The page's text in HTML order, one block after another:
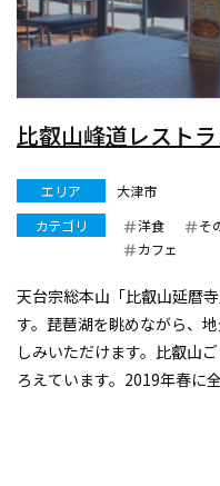
比叡山峰道レスト
エリア
大津市
カテゴリ
洋食 そ
カフェ
天台宗総本山「比叡山延暦
す。琵琶湖を眺めながら、
しみいただけます。比叡山
ろえています。2019年春に